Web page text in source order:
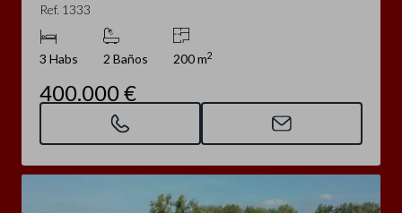
Ref. 1333
3 Habs 2 Baños 200 m2
400.000 €